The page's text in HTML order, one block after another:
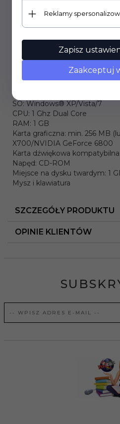
- rozwija inteligencję oraz intuicję
- wspaniała, pełna kolorów
- rozbudowany edytor
zagadkę
SO: Windows® XP/Vista/7
CPU: 1 Ghz Dual Core
RAM: 1 GB
Karta graficzna: min. 256 MB
X700/NVIDIA GeForce 6800
Karta dźwiękowa
Napęd: CD-ROM
Miejsce na dysku twardym: 1
Mysz i klawiatura
SZCZEGÓŁY PRODUKTU
OPINIE KLIENTÓW
Reklamy
Zapisz
Zaakceptuj